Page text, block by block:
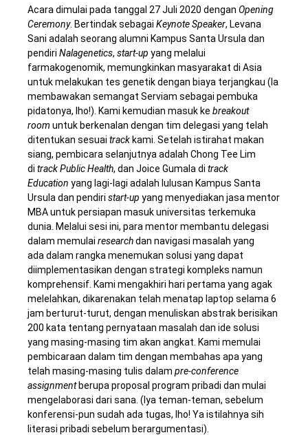
Acara dimulai pada tanggal 27 Juli 2020 dengan Opening
Ceremony. Bertindak sebagai Keynote Speaker, Levana
Sani adalah seorang alumni Kampus Santa Ursula dan
pendiri Nalagenetics, start-up yang melalui
farmakogenomik, memungkinkan masyarakat di Asia
untuk melakukan tes genetik dengan biaya terjangkau (Ia
membawakan semangat Serviam sebagai pembuka
pidatonya, lho!). Kami kemudian masuk ke breakout
room untuk berkenalan dengan tim delegasi yang telah
ditentukan sesuai track kami. Setelah istirahat makan
siang, pembicara selanjutnya adalah Chong Tee Lim
di track Public Health, dan Joice Gumala di track
Education yang lagi-lagi adalah lulusan Kampus Santa
Ursula dan pendiri start-up yang menyediakan jasa mentor
MBA untuk persiapan masuk universitas terkemuka
dunia. Melalui sesi ini, para mentor membantu delegasi
dalam memulai researchdan navigasi masalah yang
ada dalam rangka menemukan solusi yang dapat
diimplementasikan dengan strategi kompleks namun
komprehensif. Kami mengakhiri hari pertama yang agak
melelahkan, dikarenakan telah menatap laptop selama 6
jam berturut-turut, dengan menuliskan abstrak berisikan
200 kata tentang pernyataan masalah dan ide solusi
yang masing-masing tim akan angkat. Kami memulai
pembicaraan dalam tim dengan membahas apa yang
telah masing-masing tulis dalam pre-conference
assignment berupa proposal program pribadi dan mulai
mengelaborasi dari sana. (Iya teman-teman, sebelum
konferensi-pun sudah ada tugas, lho! Ya istilahnya sih
literasi pribadi sebelum berargumentasi).